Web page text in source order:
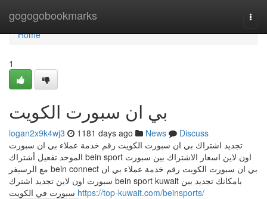
gogogobookmarks
Home
Home
1
بي ان سبورت الكويت
logan2x9k4wj3 1181 days ago News
Discuss
تجديد اشتراك بي ان سبورت الكويت رقم خدمة عملاء بي ان سبورت
الموحد تفعيل أشتراك bein sport اون لاين اسعار الاشتراك بين سبورت
مع الرسيفر bein connect بي ان سبورت الكويت رقم خدمة عملاء بي ان
سبورت اون لاين تجديد اشترك bein sport kuwait بامكانك تجديد بين
https://top-kuwait.com/beinsports/